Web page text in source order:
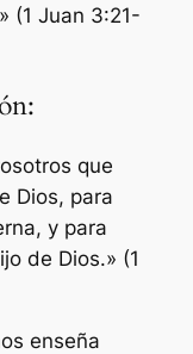
(1 Juan 3:21-
que
Dios, para
y para
de Dios.» (1
enseña